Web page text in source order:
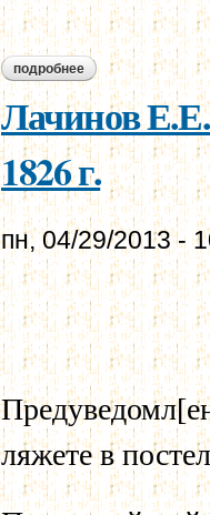
подробнее о бурцов и.г. -
Лачинов
1826 г.
пн, 04/29/2013 -
ляжете в